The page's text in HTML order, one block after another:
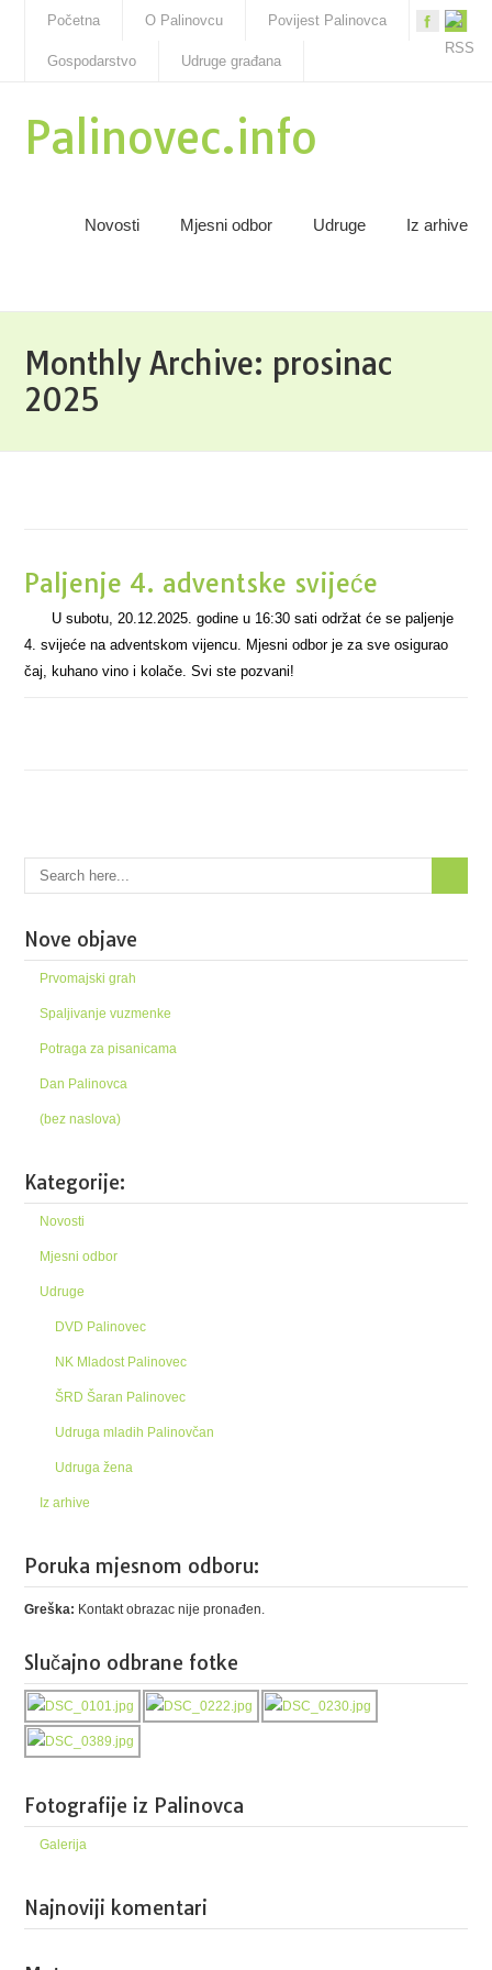
Početna O Palinovcu Povijest Palinovca
Gospodarstvo Udruge građana
Palinovec.info
Novosti Mjesni odbor Udruge Iz arhive
Monthly Archive: prosinac
2025
Paljenje 4. adventske svijeće
U subotu, 20.12.2025. godine u 16:30 sati održat će se paljenje
4. svijeće na adventskom vijencu. Mjesni odbor je za sve osigurao
čaj, kuhano vino i kolače. Svi ste pozvani!
Nove objave
Prvomajski grah
Spaljivanje vuzmenke
Potraga za pisanicama
Dan Palinovca
(bez naslova)
Kategorije:
Novosti
Mjesni odbor
Udruge
DVD Palinovec
NK Mladost Palinovec
ŠRD Šaran Palinovec
Udruga mladih Palinovčan
Udruga žena
Iz arhive
Poruka mjesnom odboru:
Greška: Kontakt obrazac nije pronađen.
Slučajno odbrane fotke
Fotografije iz Palinovca
Galerija
Najnoviji komentari